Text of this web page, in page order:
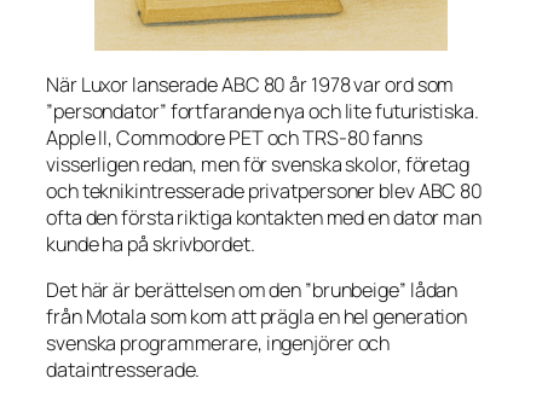
När Luxor lanserade ABC 80 år 1978 var ord som
”persondator” fortfarande nya och lite futuristiska.
Apple II, Commodore PET och TRS-80 fanns
visserligen redan, men för svenska skolor, företag
och teknikintresserade privatpersoner blev ABC 80
ofta den första riktiga kontakten med en dator man
kunde ha på skrivbordet.
Det här är berättelsen om den ”brunbeige” lådan
från Motala som kom att prägla en hel generation
svenska programmerare, ingenjörer och
dataintresserade.